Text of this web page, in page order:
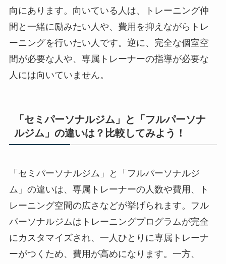
向にあります。向いている人は、トレーニング仲
間と一緒に励みたい人や、費用を抑えながらトレ
ーニングを行いたい人です。逆に、完全な個室空
間が必要な人や、専属トレーナーの指導が必要な
人には向いていません。
「セミパーソナルジム」と「フルパーソナ
ルジム」の違いは？比較してみよう！
「セミパーソナルジム」と「フルパーソナルジ
ム」の違いは、専属トレーナーの人数や費用、ト
レーニング空間の広さなどが挙げられます。フル
パーソナルジムはトレーニングプログラムが完全
にカスタマイズされ、一人ひとりに専属トレーナ
ーがつくため、費用が高めになります。一方、